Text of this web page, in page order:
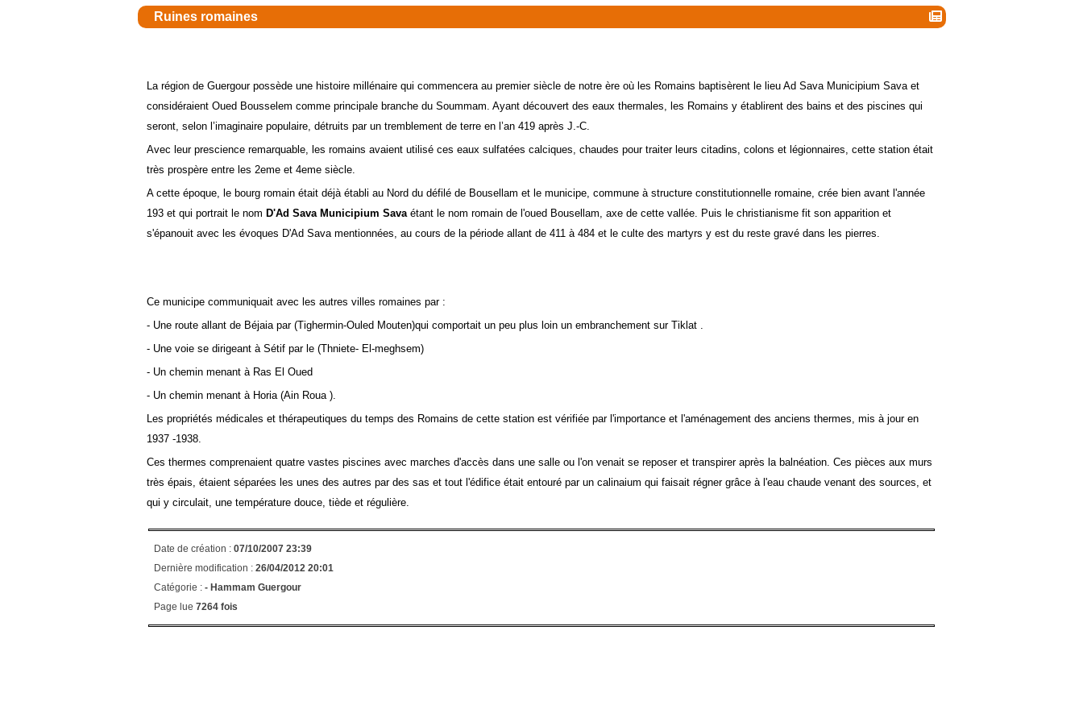
Ruines romaines
La région de Guergour possède une histoire millénaire qui commencera au premier siècle de notre ère où les Romains baptisèrent le lieu Ad Sava Municipium Sava et
considéraient Oued Bousselem comme principale branche du Soummam. Ayant découvert des eaux thermales, les Romains y établirent des bains et des piscines qui
seront, selon l’imaginaire populaire, détruits par un tremblement de terre en l’an 419 après J.-C.
Avec leur prescience remarquable, les romains avaient utilisé ces eaux sulfatées calciques, chaudes pour traiter leurs citadins, colons et légionnaires, cette station était
très prospère entre les 2eme et 4eme siècle.
A cette époque, le bourg romain était déjà établi au Nord du défilé de Bousellam et le municipe, commune à structure constitutionnelle romaine, crée bien avant l'année
193 et qui portrait le nom D'Ad Sava Municipium Savaétant le nom romain de l'oued Bousellam, axe de cette vallée. Puis le christianisme fit son apparition et
s'épanouit avec les évoques D'Ad Sava mentionnées, au cours de la période allant de 411 à 484 et le culte des martyrs y est du reste gravé dans les pierres.
Ce municipe communiquait avec les autres villes romaines par :
- Une route allant de Béjaia par (Tighermin-Ouled Mouten)qui comportait un peu plus loin un embranchement sur Tiklat .
- Une voie se dirigeant à Sétif par le (Thniete- El-meghsem)
- Un chemin menant à Ras El Oued
- Un chemin menant à Horia (Ain Roua ).
Les propriétés médicales et thérapeutiques du temps des Romains de cette station est vérifiée par l'importance et l'aménagement des anciens thermes, mis à jour en
1937 -1938.
Ces thermes comprenaient quatre vastes piscines avec marches d'accès dans une salle ou l'on venait se reposer et transpirer après la balnéation. Ces pièces aux murs
très épais, étaient séparées les unes des autres par des sas et tout l'édifice était entouré par un calinaium qui faisait régner grâce à l'eau chaude venant des sources, et
qui y circulait, une température douce, tiède et régulière.
Date de création : 07/10/2007 23:39
Dernière modification : 26/04/2012 20:01
Catégorie : - Hammam Guergour
Page lue 7264 fois